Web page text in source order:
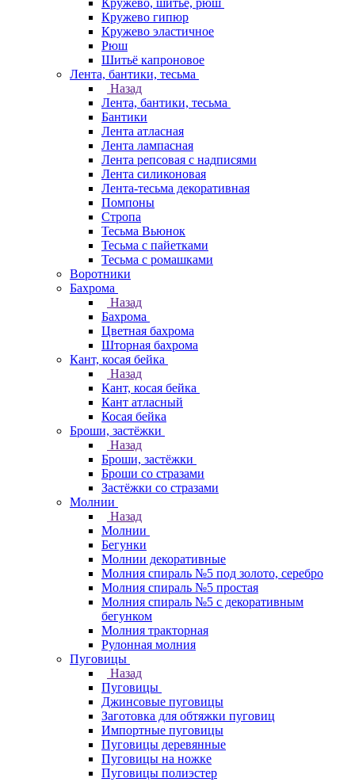
Кружево, шитьё, рюш
Кружево гипюр
Кружево эластичное
Рюш
Шитьё капроновое
Лента, бантики, тесьма
Назад
Лента, бантики, тесьма
Бантики
Лента атласная
Лента лампасная
Лента репсовая с надписями
Лента силиконовая
Лента-тесьма декоративная
Помпоны
Стропа
Тесьма Вьюнок
Тесьма с пайетками
Тесьма с ромашками
Воротники
Бахрома
Назад
Бахрома
Цветная бахрома
Шторная бахрома
Кант, косая бейка
Назад
Кант, косая бейка
Кант атласный
Косая бейка
Броши, застёжки
Назад
Броши, застёжки
Броши со стразами
Застёжки со стразами
Молнии
Назад
Молнии
Бегунки
Молнии декоративные
Молния спираль №5 под золото, серебро
Молния спираль №5 простая
Молния спираль №5 с декоративным
бегунком
Молния тракторная
Рулонная молния
Пуговицы
Назад
Пуговицы
Джинсовые пуговицы
Заготовка для обтяжки пуговиц
Импортные пуговицы
Пуговицы деревянные
Пуговицы на ножке
Пуговицы полиэстер